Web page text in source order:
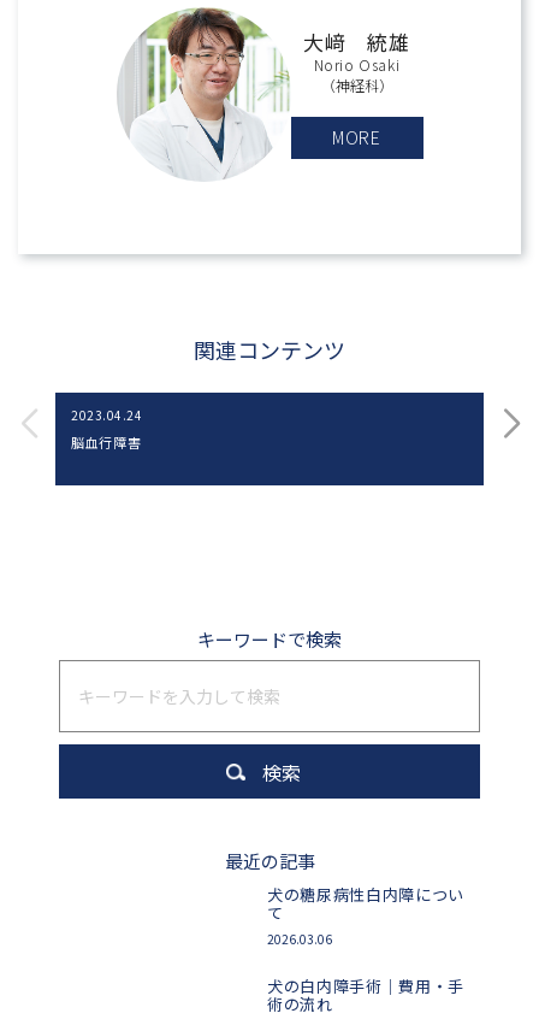
大﨑 統雄
Norio Osaki
（神経科）
MORE
関連コンテンツ
2023.04.24
脳血行障害
キーワードで検索
最近の記事
犬の糖尿病性白内障につい
て
2026.03.06
犬の白内障手術｜費用・手
術の流れ